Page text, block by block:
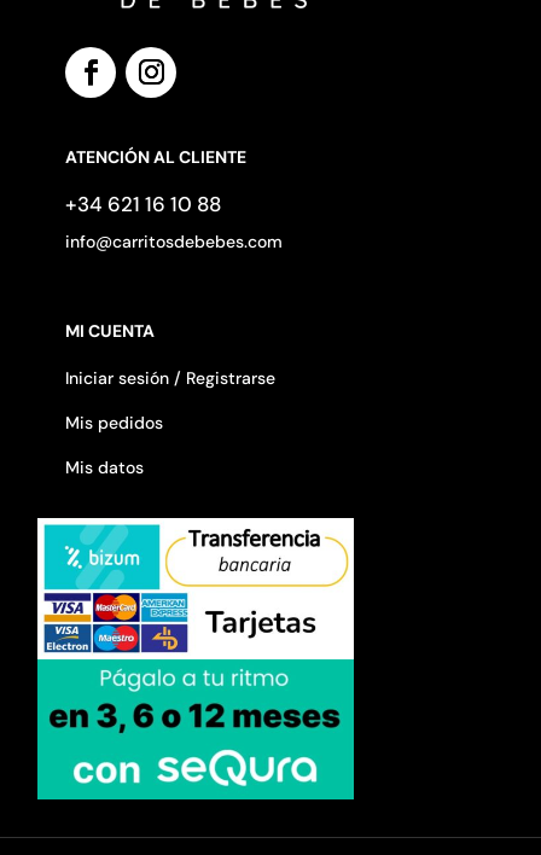
ATENCIÓN AL CLIENTE
+34 621 16 10 88
info@carritosdebebes.com
MI CUENTA
Iniciar sesión / Registrarse
Mis pedidos
Mis datos